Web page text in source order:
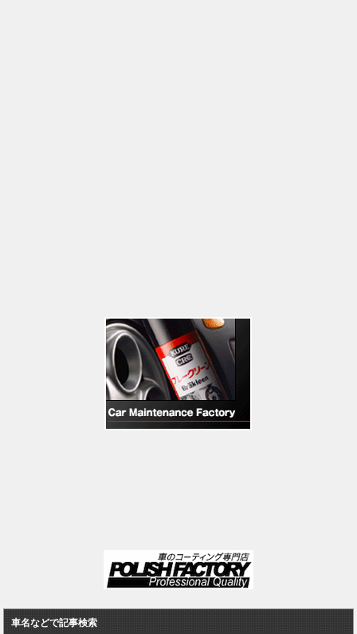
車名などで記事検索